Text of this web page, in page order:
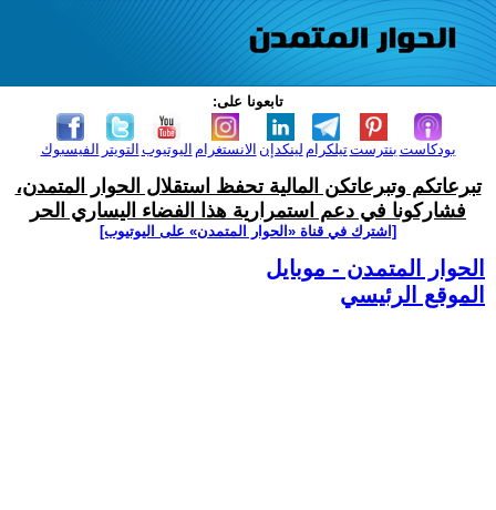
تابعونا على:
الفيسبوك التويتر اليوتيوب الانستغرام لينكدإن تيلكرامبنترست بودكاست
تبرعاتكم وتبرعاتكن المالية تحفظ استقلال الحوار المتمدن،
فشاركونا في دعم استمرارية هذا الفضاء اليساري الحر
[اشترك في قناة ‫«الحوار المتمدن» على اليوتيوب]
الحوار المتمدن - موبايل
الموقع الرئيسي